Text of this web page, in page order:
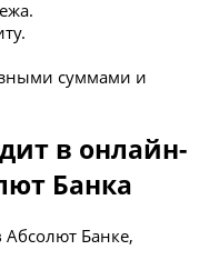
суммами и
в онлайн-
Банка
Абсолют Банке,